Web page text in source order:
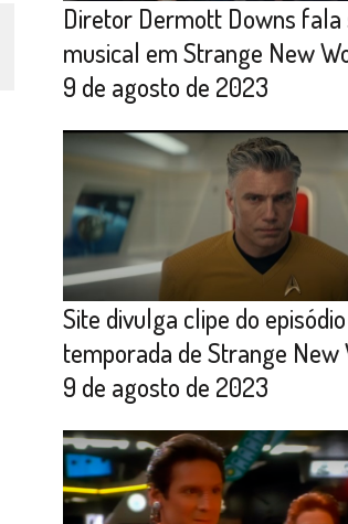
Diretor Dermott Downs fala
musical em Strange New
9 de agosto de 2023
Site divulga clipe do
temporada de Strange New
9 de agosto de 2023